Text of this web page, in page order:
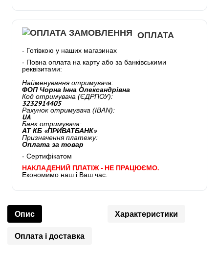
ОПЛАТА
- Готівкою у наших магазинах
- Повна оплата на карту або за банківськими
реквізитами:
Найменування отримувача:
ФОП Чорна Інна Олександрівна
Код отримувача (ЄДРПОУ):
3232914405
Рахунок отримувача (IBAN):
UA
Банк отримувача:
АТ КБ «ПРИВАТБАНК»
Призначення платежу:
Оплата за товар
- Сертифікатом
НАКЛАДЕНИЙ ПЛАТІЖ - НЕ ПРАЦЮЄМО.
Економимо наш і Ваш час.
Опис Характеристики
Оплата і доставка